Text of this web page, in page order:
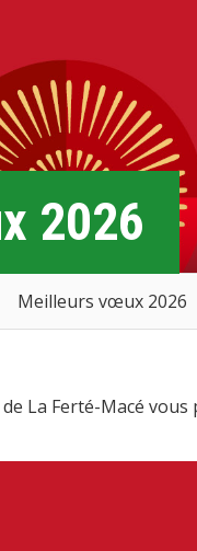
2026
Meilleurs vœux 2026
La Ferté-Macé